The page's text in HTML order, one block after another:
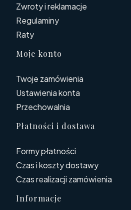
Zwroty i reklamacje
Regulaminy
Raty
Moje konto
Twoje zamówienia
Ustawienia konta
Przechowalnia
Płatności i dostawa
Formy płatności
Czas i koszty dostawy
Czas realizacji zamówienia
Informacje